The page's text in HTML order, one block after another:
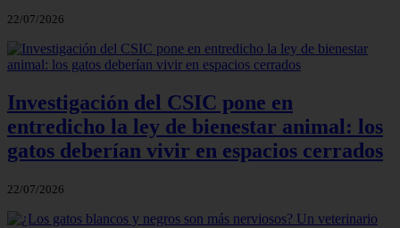
22/07/2026
Investigación del CSIC pone en
entredicho la ley de bienestar animal: los
gatos deberían vivir en espacios cerrados
22/07/2026